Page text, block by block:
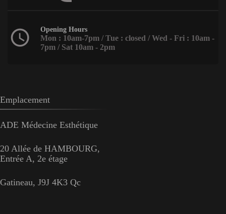
Opening Hours
Mon : 10am-7pm / Tue : closed / Wed - Fri : 10am -
7pm / Sat 10am - 2pm
Emplacement
ADE Médecine Esthétique
20 Allée de HAMBOURG,
Entrée A, 2e étage
Gatineau, J9J 4K3 Qc